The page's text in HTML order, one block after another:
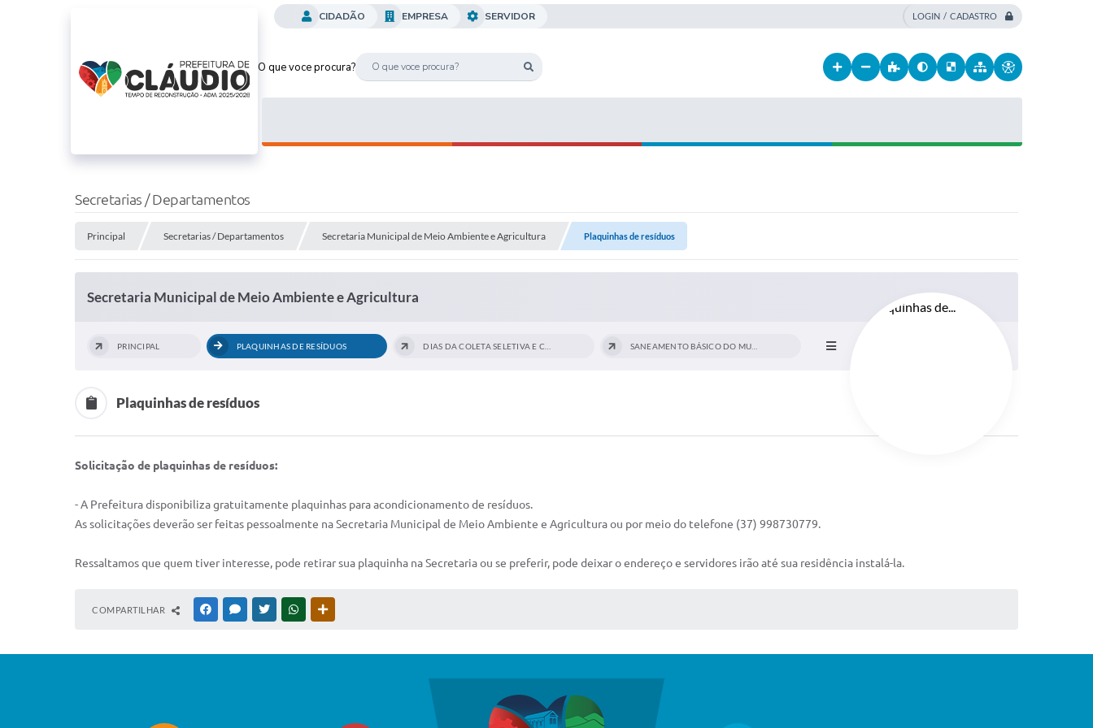
LOGIN / CADASTRO
O que voce procura?
CIDADÃO EMPRESA SERVIDOR
Secretarias / Departamentos
Principal Secretarias / Departamentos Secretaria Municipal de Meio Ambiente e Agricultura Plaquinhas de resíduos
Secretaria Municipal de Meio Ambiente e Agricultura
PRINCIPAL PLAQUINHAS DE RESÍDUOS
Plaquinhas de resíduos
Solicitação de plaquinhas de resíduos:
- A Prefeitura disponibiliza gratuitamente plaquinhas para acondicionamento de resíduos.
As solicitações deverão ser feitas pessoalmente na Secretaria Municipal de Meio Ambiente e Agricultura ou por meio do telefone (37) 998730779.
Ressaltamos que quem tiver interesse, pode retirar sua plaquinha na Secretaria ou se preferir, pode deixar o endereço e servidores irão até sua residência instalá-la.
COMPARTILHAR FACEBOOKMESSENGER
TWITTERWHATSAPP